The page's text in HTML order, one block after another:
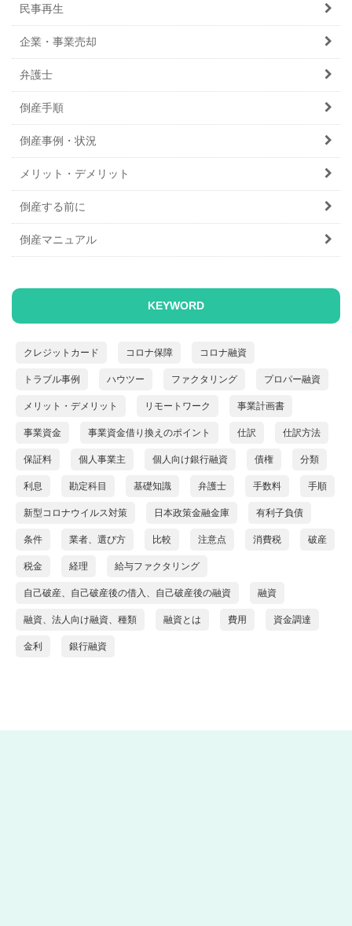
民事再生
企業・事業売却
弁護士
倒産手順
倒産事例・状況
メリット・デメリット
倒産する前に
倒産マニュアル
KEYWORD
クレジットカード コロナ保障 コロナ融資
トラブル事例 ハウツー ファクタリング プロパー融資
メリット・デメリット リモートワーク 事業計画書
事業資金 事業資金借り換えのポイント 仕訳 仕訳方法
保証料 個人事業主 個人向け銀行融資 債権 分類
利息 勘定科目 基礎知識 弁護士 手数料 手順
新型コロナウイルス対策 日本政策金融金庫 有利子負債
条件 業者、選び方 比較 注意点 消費税 破産
税金 経理 給与ファクタリング
自己破産、自己破産後の借入、自己破産後の融資 融資
融資、法人向け融資、種類 融資とは 費用 資金調達
金利 銀行融資